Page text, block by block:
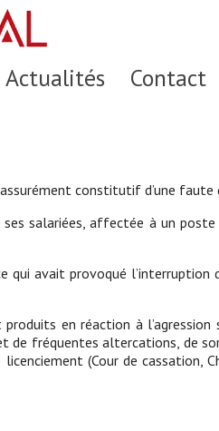
Actualités
Contact
constitutif d’une
salariées, affectée à un poste
avait provoqué l’interruption
en réaction à
fréquentes altercations, de
(Cour de cassation,